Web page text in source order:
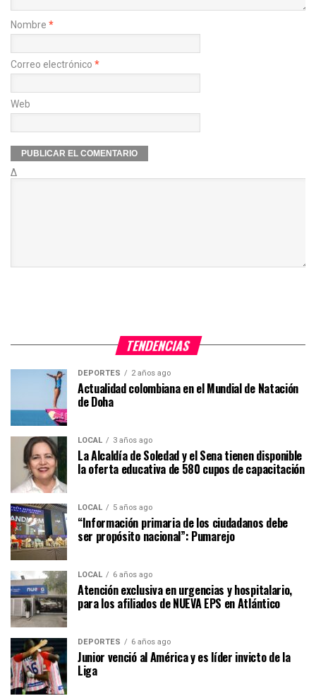
Nombre *
Correo electrónico *
Web
Δ
TENDENCIAS
DEPORTES 2 años ago
Actualidad colombiana en el Mundial de Natación
de Doha
LOCAL 3 años ago
La Alcaldía de Soledad y el Sena tienen disponible
la oferta educativa de 580 cupos de capacitación
LOCAL 5 años ago
“Información primaria de los ciudadanos debe
ser propósito nacional”: Pumarejo
LOCAL 6 años ago
Atención exclusiva en urgencias y hospitalario,
para los afiliados de NUEVA EPS en Atlántico
DEPORTES 6 años ago
Junior venció al América y es líder invicto de la
Liga